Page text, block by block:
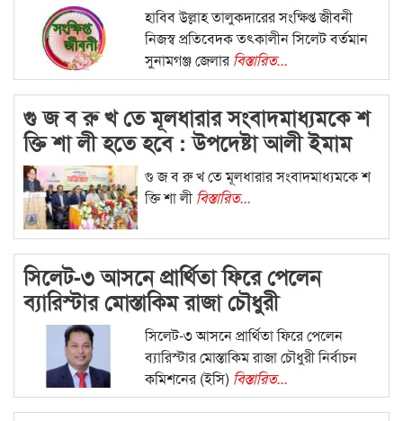
হাবিব উল্লাহ তালুকদারের সংক্ষিপ্ত জীবনী
নিজস্ব প্রতিবেদক তৎকালীন সিলেট বর্তমান
সুনামগঞ্জ জেলার বিস্তারিত...
গু জ ব রু খ তে মূলধারার সংবাদমাধ্যমকে শ
ক্তি শা লী হতে হবে : উপদেষ্টা আলী ইমাম
মজুমদার
গু জ ব রু খ তে মূলধারার সংবাদমাধ্যমকে শ
ক্তি শা লীবিস্তারিত...
সিলেট-৩ আসনে প্রার্থিতা ফিরে পেলেন
ব্যারিস্টার মোস্তাকিম রাজা চৌধুরী
সিলেট-৩ আসনে প্রার্থিতা ফিরে পেলেন
ব্যারিস্টার মোস্তাকিম রাজা চৌধুরী নির্বাচন
কমিশনের (ইসি) বিস্তারিত...